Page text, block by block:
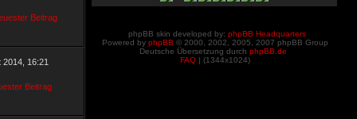
16:21
phpBB skin developed by: phpBB Headquarters
Powered by phpBB © 2000, 2002, 2005, 2007 phpBB Group
Deutsche Übersetzung durch phpBB.de
FAQ| (1344x1024)